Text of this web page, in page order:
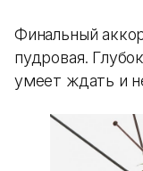
Финальный
пудровая.
умеет ждать и